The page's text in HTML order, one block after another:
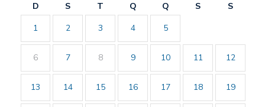
D S T Q Q S
S
1
2 3 4 5
6 7 8 9 10 11 12
13 14 15 16 17 18 19